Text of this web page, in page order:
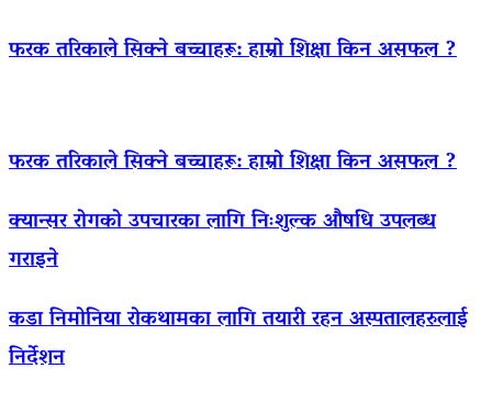
फरक तरिकाले सिक्ने बच्चाहरू: हाम्रो शिक्षा किन असफल ?
फरक तरिकाले सिक्ने बच्चाहरू: हाम्रो शिक्षा किन असफल ?
क्यान्सर रोगको उपचारका लागि निःशुल्क औषधि उपलब्ध
गराइने
कडा निमोनिया रोकथामका लागि तयारी रहन अस्पतालहरुलाई
निर्देशन